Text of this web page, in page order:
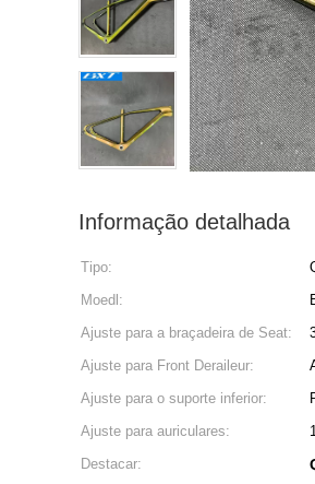
Informação detalhada
Tipo:
Moedl:
Ajuste para a braçadeira de Seat:
Ajuste para Front Deraileur:
Ajuste para o suporte inferior:
Ajuste para auriculares:
Destacar: